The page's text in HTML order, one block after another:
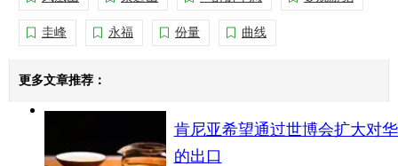
圭峰 永福 份量 曲线
更多文章推荐：
肯尼亚希望通过世博会扩大对
的出口